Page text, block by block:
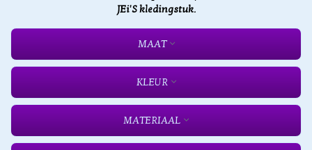
JEi'S kledingstuk.
MAAT
KLEUR
MATERIAAL